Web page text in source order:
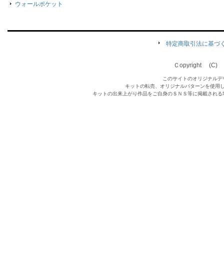
ウォールポケット
特定商取引法に基づ
Ｃopyright (C)
このサイトのオリジナル
キットの転売、オリジナルパターンを使用
キットの出来上がり作品をご自身のＳＮＳ等に掲載され